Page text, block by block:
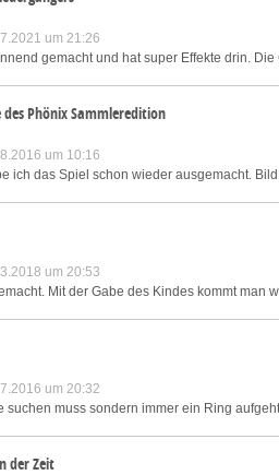
um 21:26
gemacht und hat super Effekte drin.
des Phönix Sammleredition
um 10:16
ich das Spiel schon wieder ausgemacht.
um 20:53
Mit der Gabe des Kindes kommt
um 20:32
suchen muss sondern immer ein Ring
der Zeit